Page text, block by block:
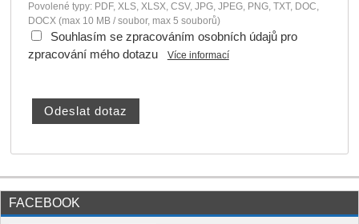
Povolené typy: PDF, XLS, XLSX, CSV, JPG, JPEG, PNG, TXT, DOC,
DOCX (max 10 MB / soubor, max 5 souborů)
Souhlasím se zpracováním osobních údajů pro
zpracování mého dotazu
Více informací
FACEBOOK